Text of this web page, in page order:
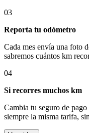
03
Reporta tu odómetro
Cada mes envía una foto
sabremos cuántos km
04
Si recorres muchos km
Cambia tu seguro de
siempre la misma tarifa,